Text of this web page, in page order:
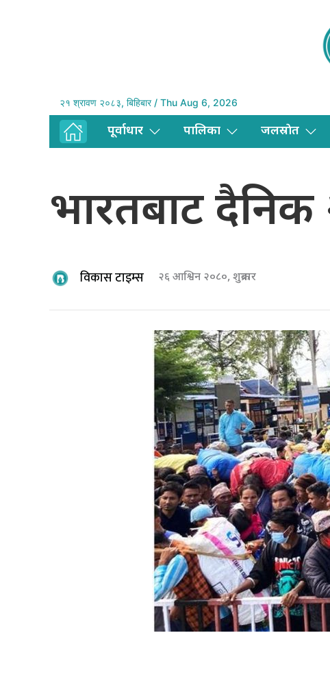
२१ श्रावण २०८३, बिहिबार / Thu Aug 6, 2026
पूर्वाधार पालिका जलस्राेत
भारतबाट
विकास टाइम्स २६ आश्विन २०८०, शुक्रबार